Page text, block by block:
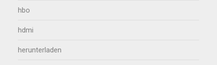
hbo
hdmi
herunterladen